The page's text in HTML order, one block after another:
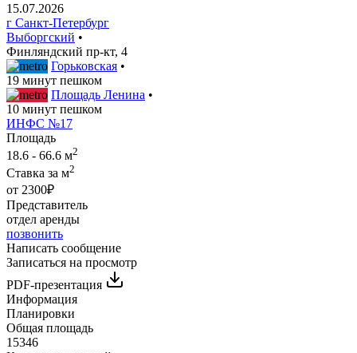
15.07.2026
г Санкт-Петербург
Выборгский •
Финляндский пр-кт, 4
Горьковская •
19 минут пешком
Площадь Ленина •
10 минут пешком
ИНФС №17
Площадь
18.6 - 66.6 м2
Ставка за м2
от 2300₽
Представитель
отдел аренды
позвонить
Написать сообщение
Записаться на просмотр
PDF-презентация
Информация
Планировки
Общая площадь
15346